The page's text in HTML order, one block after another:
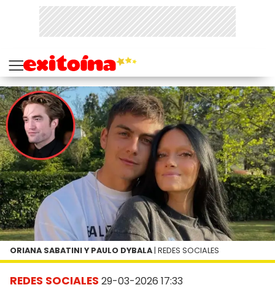
REDES SOCIALES 29-03-2026 17:33
ORIANA SABATINI Y PAULO DYBALA | REDES SOCIALES